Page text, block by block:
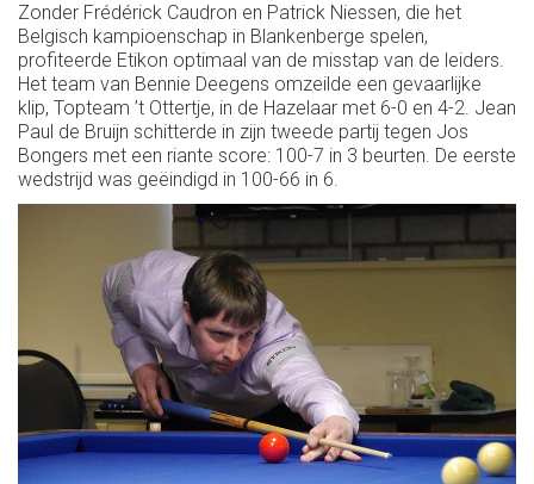
Zonder Frédérick Caudron en Patrick Niessen, die het
Belgisch kampioenschap in Blankenberge spelen,
profiteerde Etikon optimaal van de misstap van de leiders.
Het team van Bennie Deegens omzeilde een gevaarlijke
klip, Topteam ’t Ottertje, in de Hazelaar met 6-0 en 4-2. Jean
Paul de Bruijn schitterde in zijn tweede partij tegen Jos
Bongers met een riante score: 100-7 in 3 beurten. De eerste
wedstrijd was geëindigd in 100-66 in 6.